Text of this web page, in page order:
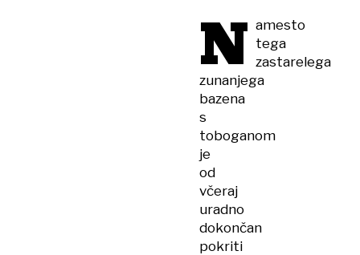
N amesto
tega
zastarelega
zunanjega
bazena
s
toboganom
je
od
včeraj
uradno
dokončan
pokriti